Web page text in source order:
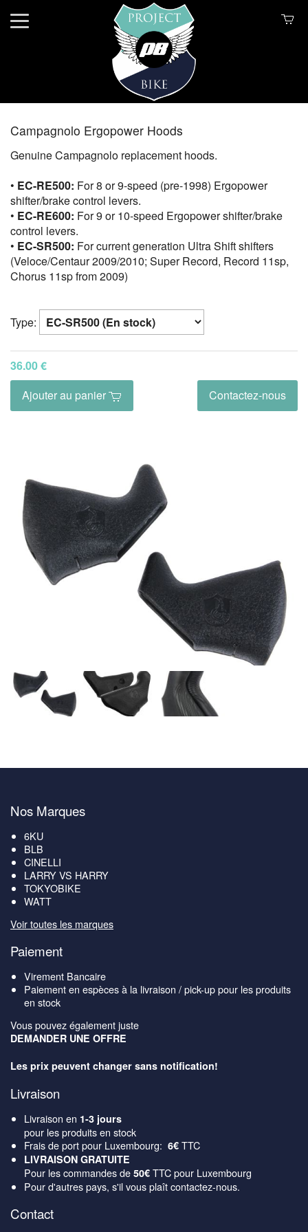
Campagnolo Ergopower Hoods
Genuine Campagnolo replacement hoods.
• EC-RE500: For 8 or 9-speed (pre-1998) Ergopower
shifter/brake control levers.
• EC-RE600: For 9 or 10-speed Ergopower shifter/brake
control levers.
• EC-SR500: For current generation Ultra Shift shifters
(Veloce/Centaur 2009/2010; Super Record, Record 11sp,
Chorus 11sp from 2009)
Type:
36.00 €
Ajouter au panier
Contactez-nous
Nos Marques
6KU
BLB
CINELLI
LARRY VS HARRY
TOKYOBIKE
WATT
Voir toutes les marques
Paiement
Virement Bancaire
Paiement en espèces à la livraison / pick-up pour les produits
en stock
Vous pouvez également juste
DEMANDER UNE OFFRE
Les prix peuvent changer sans notification!
Livraison
Livraison en 1-3 jours
pour les produits en stock
Frais de port pour Luxembourg: 6€ TTC
LIVRAISON GRATUITE
Pour les commandes de 50€ TTC pour Luxembourg
Pour d'autres pays, s'il vous plaît contactez-nous.
Contact